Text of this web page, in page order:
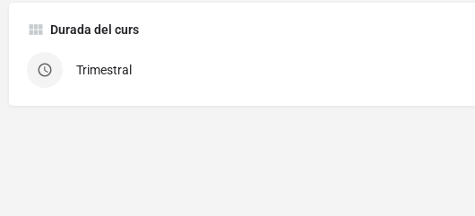
Durada del curs
Trimestral